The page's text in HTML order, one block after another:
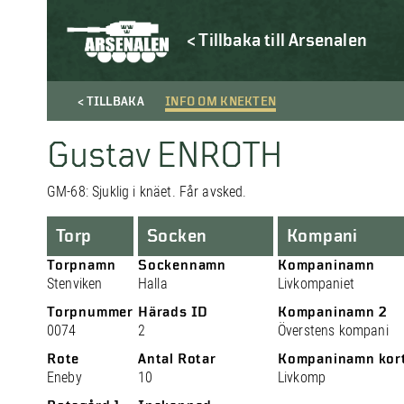
< Tillbaka till Arsenalen
< TILLBAKA INFO OM KNEKTEN
Gustav ENROTH
GM-68: Sjuklig i knäet. Får avsked.
Torp
Torpnamn
Stenviken
Torpnummer
0074
Rote
Eneby
Socken
Sockennamn
Halla
Härads ID
2
Antal Rotar
10
Kompani
Kompaninamn
Livkompaniet
Kompaninamn 2
Överstens kompani
Kompaninamn
Livkomp